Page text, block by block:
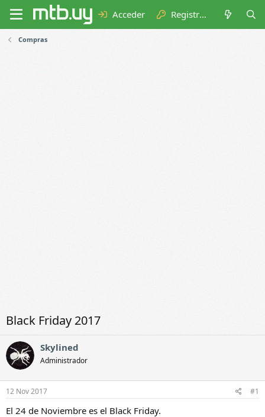
Acceder Registrarse
Compras
Black Friday 2017
Skylined
Administrador
12 Nov 2017 #1
El 24 de Noviembre es el Black Friday.